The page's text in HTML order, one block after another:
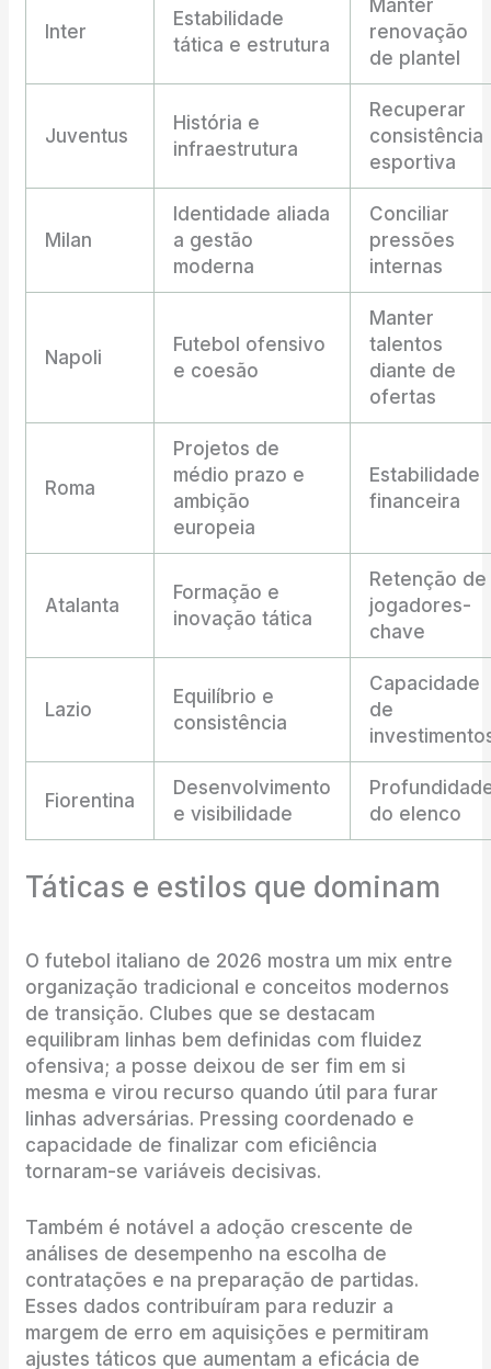
Inter
Estabilidade
tática e estrutura
Manter
renovação
de plantel
Juventus
História e
infraestrutura
Recuperar
consistência
esportiva
Milan
Identidade aliada
a gestão
moderna
Conciliar
pressões
internas
Napoli
Futebol ofensivo
e coesão
Manter
talentos
diante de
ofertas
Roma
Projetos de
médio prazo e
ambição
europeia
Estabilidade
financeira
Atalanta
Formação e
inovação tática
Retenção de
jogadores-
chave
Lazio
Equilíbrio e
consistência
Capacidade
de
Fiorentina
Desenvolvimento
e visibilidade
do elenco
Táticas e estilos que dominam
O futebol italiano de 2026 mostra um mix entre
organização tradicional e conceitos modernos
de transição. Clubes que se destacam
equilibram linhas bem definidas com fluidez
ofensiva; a posse deixou de ser fim em si
mesma e virou recurso quando útil para furar
linhas adversárias. Pressing coordenado e
capacidade de finalizar com eficiência
tornaram-se variáveis decisivas.
Também é notável a adoção crescente de
análises de desempenho na escolha de
contratações e na preparação de partidas.
Esses dados contribuíram para reduzir a
margem de erro em aquisições e permitiram
ajustes táticos que aumentam a eficácia de